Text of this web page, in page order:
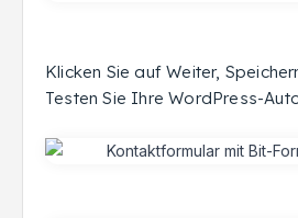
Klicken Sie auf Weiter,
Testen Sie Ihre WordPress-